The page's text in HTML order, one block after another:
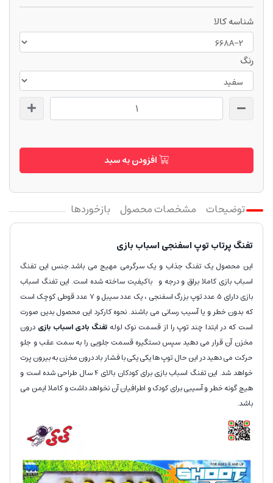
شناسه کالا
رنگ
افزودن به سبد
توضیحات مشخصات محصول بازخوردها
تفنگ پرتاب توپ اسفنجی اسباب بازی
این محصول یک تفنگ جذاب و یک سرگرمی مهیج می باشد.جنس این تفنگ
اسباب بازی کاملا براق و درجه و باکیفیت ساخته شده است. این تفنگ اسباب
بازی دارای 5 عدد توپ بزرگ اسفنجی ، یک عدد سیبل و 7 عدد قوطی کوچک است
که بدون خطر و یا آسیب رسانی می باشند. نحوه کارکرد این محصول بدین صورت
است که در ابتدا چند توپ را از قسمت نوک لوله تفنگ بادی اسباب بازی درون
مخزن آن قرار می دهید سپس دستگیره قسمت جلویی را به سمت عقب و جلو
حرکت می دهید در این حال توپ ها یکی یکی با فشار باد درون مخزن به بیرون پرت
خواهد شد. این تفنگ اسباب بازی برای کودکان بالای 4 سال طراحی شده است و
هیچ گونه خطر و آسیبی برای کودک و اطرافیان آن نخواهد داشت و کاملا ایمن می
باشد.